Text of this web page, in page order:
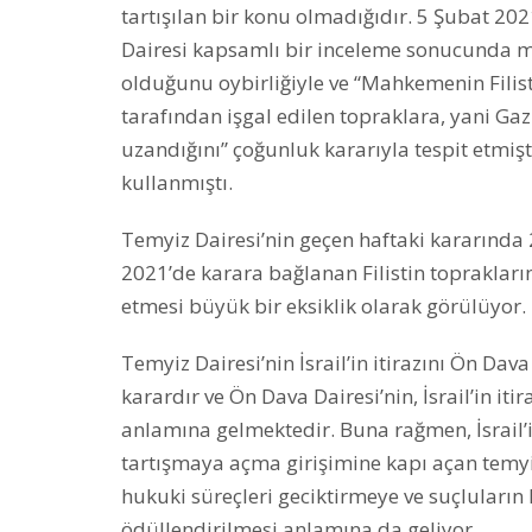
tartışılan bir konu olmadığıdır. 5 Şubat
Dairesi kapsamlı bir inceleme sonucunda
olduğunu oybirliğiyle ve “Mahkemenin
tarafından işgal edilen topraklara, yani
uzandığını” çoğunluk kararıyla tespit
kullanmıştı.
Temyiz Dairesi’nin geçen haftaki
2021’de karara bağlanan Filistin
etmesi büyük bir eksiklik olarak görülüyor.
Temyiz Dairesi’nin İsrail’in itirazını Ön
karardır ve Ön Dava Dairesi’nin, İsrail’in
anlamına gelmektedir. Buna rağmen,
tartışmaya açma girişimine kapı açan
hukuki süreçleri geciktirmeye ve